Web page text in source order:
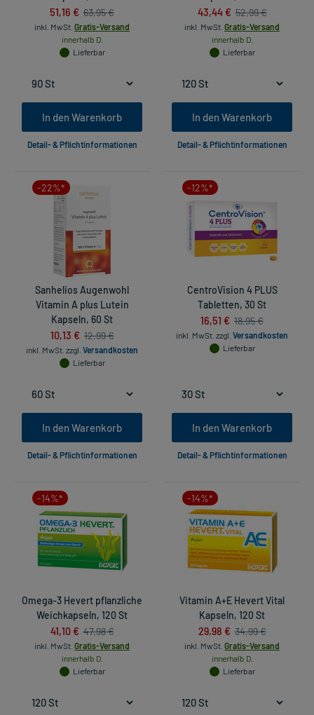
51,16 € 63,95 €
inkl. MwSt. Gratis-Versand
innerhalb D.
Lieferbar
In den Warenkorb
Detail- & Pflichtinformationen
43,44 € 52,99 €
inkl. MwSt. Gratis-Versand
innerhalb D.
Lieferbar
In den Warenkorb
Detail- & Pflichtinformationen
-22%*
Sanhelios Augenwohl
Vitamin A plus Lutein
Kapseln, 60 St
10,13 € 12,99 €
inkl. MwSt. zzgl. Versandkosten
Lieferbar
In den Warenkorb
Detail- & Pflichtinformationen
-12%*
CentroVision 4 PLUS
Tabletten, 30 St
16,51 € 18,95 €
inkl. MwSt. zzgl. Versandkosten
Lieferbar
In den Warenkorb
Detail- & Pflichtinformationen
-14%*
Omega-3 Hevert pflanzliche
Weichkapseln, 120 St
41,10 € 47,98 €
inkl. MwSt. Gratis-Versand
innerhalb D.
Lieferbar
-14%*
Vitamin A+E Hevert Vital
Kapseln, 120 St
29,98 € 34,99 €
inkl. MwSt. Gratis-Versand
innerhalb D.
Lieferbar